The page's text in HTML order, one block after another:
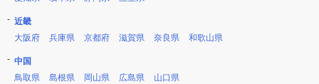
近畿
大阪府
兵庫県 京都府 滋賀県 奈良県 和歌山県
中国
鳥取県
島根県 岡山県 広島県 山口県